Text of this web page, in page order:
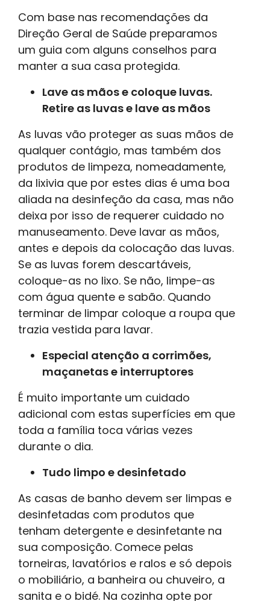
Com base nas recomendações da
Direção Geral de Saúde preparamos
um guia com alguns conselhos para
manter a sua casa protegida.
Lave as mãos e coloque luvas.
Retire as luvas e lave as mãos
As luvas vão proteger as suas mãos de
qualquer contágio, mas também dos
produtos de limpeza, nomeadamente,
da lixivia que por estes dias é uma boa
aliada na desinfeção da casa, mas não
deixa por isso de requerer cuidado no
manuseamento. Deve lavar as mãos,
antes e depois da colocação das luvas.
Se as luvas forem descartáveis,
coloque-as no lixo. Se não, limpe-as
com água quente e sabão. Quando
terminar de limpar coloque a roupa que
trazia vestida para lavar.
Especial atenção a corrimões,
maçanetas e interruptores
É muito importante um cuidado
adicional com estas superfícies em que
toda a família toca várias vezes
durante o dia.
Tudo limpo e desinfetado
As casas de banho devem ser limpas e
desinfetadas com produtos que
tenham detergente e desinfetante na
sua composição. Comece pelas
torneiras, lavatórios e ralos e só depois
o mobiliário, a banheira ou chuveiro, a
sanita e o bidé. Na cozinha opte por